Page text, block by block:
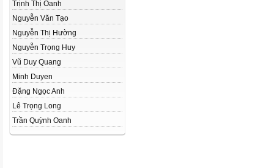
Trịnh Thị Oanh
Nguyễn Văn Tạo
Nguyễn Thị Hường
Nguyễn Trọng Huy
Vũ Duy Quang
Minh Duyen
Đặng Ngọc Anh
Lê Trọng Long
Trần Quỳnh Oanh